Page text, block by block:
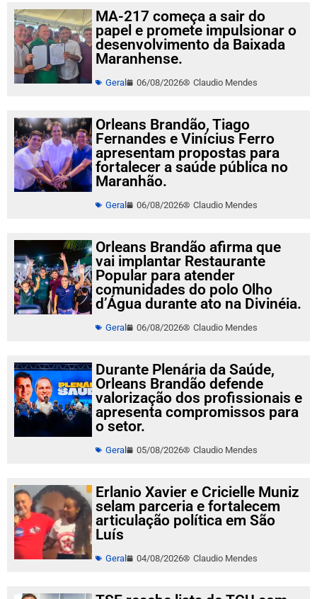
MA-217 começa a sair do
papel e promete impulsionar o
desenvolvimento da Baixada
Maranhense.
Geral 06/08/2026 Claudio Mendes
Orleans Brandão, Tiago
Fernandes e Vinícius Ferro
apresentam propostas para
fortalecer a saúde pública no
Maranhão.
Geral 06/08/2026 Claudio Mendes
Orleans Brandão afirma que
vai implantar Restaurante
Popular para atender
comunidades do polo Olho
d’Água durante ato na Divinéia.
Geral 06/08/2026 Claudio Mendes
Durante Plenária da Saúde,
Orleans Brandão defende
valorização dos profissionais e
apresenta compromissos para
o setor.
Geral 05/08/2026 Claudio Mendes
Erlanio Xavier e Cricielle Muniz
selam parceria e fortalecem
articulação política em São
Luís
Geral 04/08/2026 Claudio Mendes